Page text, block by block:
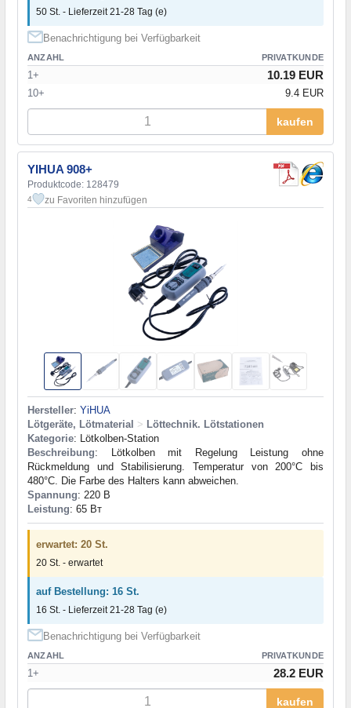
50 St. - Lieferzeit 21-28 Tag (e)
Benachrichtigung bei Verfügbarkeit
ANZAHL PRIVATKUNDE
1+ 10.19 EUR
10+ 9.4 EUR
kaufen
YIHUA 908+
Produktcode: 128479
4 zu Favoriten hinzufügen
Hersteller: YiHUA
Lötgeräte, Lötmaterial > Löttechnik. Lötstationen
Kategorie: Lötkolben-Station
Beschreibung: Lötkolben mit Regelung Leistung ohne
Rückmeldung und Stabilisierung. Temperatur von 200°C bis
480°C. Die Farbe des Halters kann abweichen.
Spannung: 220 В
Leistung: 65 Вт
erwartet: 20 St.
20 St. - erwartet
auf Bestellung: 16 St.
16 St. - Lieferzeit 21-28 Tag (e)
Benachrichtigung bei Verfügbarkeit
ANZAHL PRIVATKUNDE
1+ 28.2 EUR
kaufen